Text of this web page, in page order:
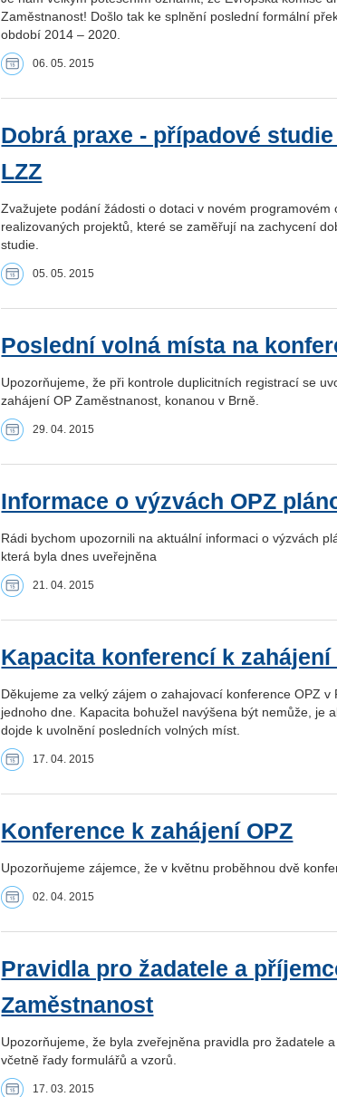
Zaměstnanost! Došlo tak ke splnění poslední formální
období 2014 – 2020.
06. 05. 2015
Dobrá praxe - případové
LZZ
Zvažujete podání žádosti o dotaci v novém
realizovaných projektů, které se zaměřují na zachycení
studie.
05. 05. 2015
Poslední volná místa na
Upozorňujeme, že při kontrole duplicitních registrací se
zahájení OP Zaměstnanost, konanou v Brně.
29. 04. 2015
Informace o výzvách OPZ
Rádi bychom upozornili na aktuální informaci o výzvách
která byla dnes uveřejněna
21. 04. 2015
Kapacita konferencí k zahájení
Děkujeme za velký zájem o zahajovací konference OPZ
jednoho dne. Kapacita bohužel navýšena být nemůže, je
dojde k uvolnění posledních volných míst.
17. 04. 2015
Konference k zahájení OPZ
Upozorňujeme zájemce, že v květnu proběhnou dvě
02. 04. 2015
Pravidla pro žadatele a
Zaměstnanost
Upozorňujeme, že byla zveřejněna pravidla pro žadatele
včetně řady formulářů a vzorů.
17. 03. 2015